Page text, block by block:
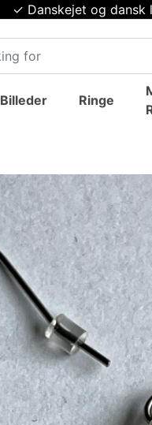
✓ Danskejet og dansk
Billeder Ringe